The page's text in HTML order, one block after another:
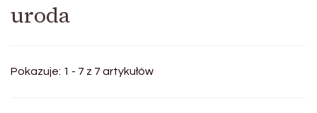
uroda
Pokazuje: 1 - 7 z 7 artykułów